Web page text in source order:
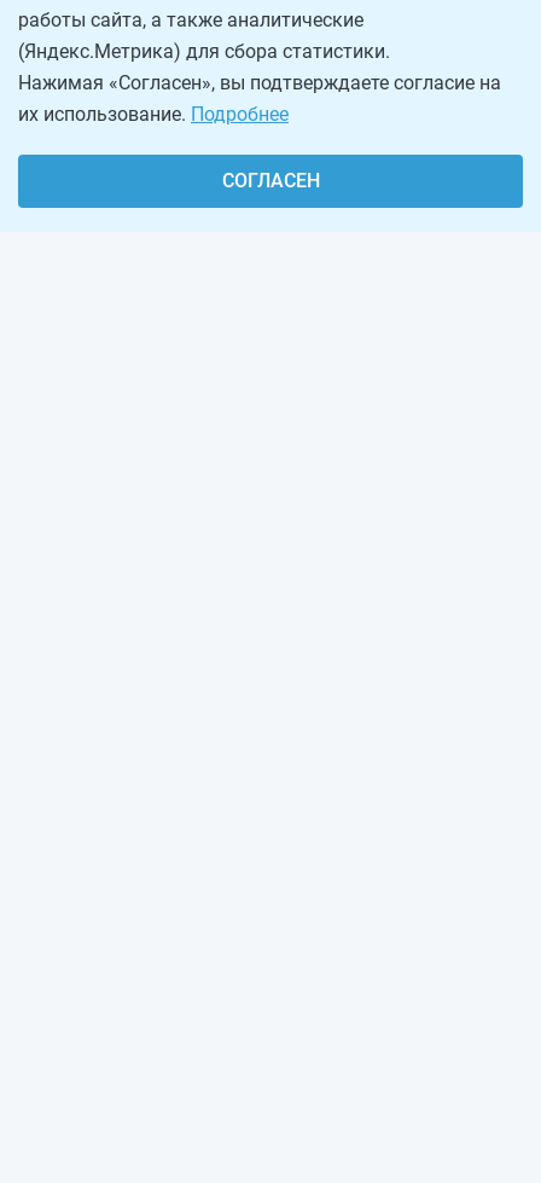
работы сайта, а также аналитические
(Яндекс.Метрика) для сбора статистики.
Нажимая «Согласен», вы подтверждаете согласие на
их использование. Подробнее
СОГЛАСЕН